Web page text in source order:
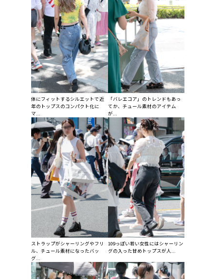
体にフィットするシルエットで近
年のトップスのコンパクト化に
マ...
「バレエコア」のトレンドもあっ
てか、チュール素材のアイテム
が...
ストラップがシャーリングやフリ
ル、チュール素材になったバッ
グ...
109っぽい若い女性にはシャーリン
グの入った甘めトップスが人...